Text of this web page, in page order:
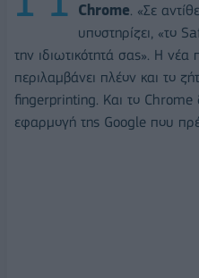
Chrome. «Σε
υποστηρίζει, «το
την ιδιωτικότητά σας». Η νέα
περιλαμβάνει πλέον και το
fingerprinting. Και το Chrome
εφαρμογή της Google που